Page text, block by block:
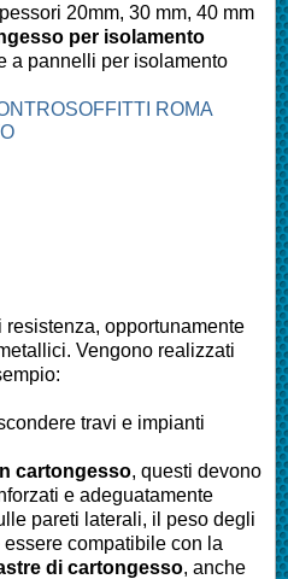
20mm, 30 mm, 40 mm
per isolamento
a pannelli per isolamento
opportunamente
Vengono realizzati
travi e impianti
cartongesso, questi devono
e adeguatamente
pareti laterali, il peso degli
compatibile con la
di cartongesso, anche